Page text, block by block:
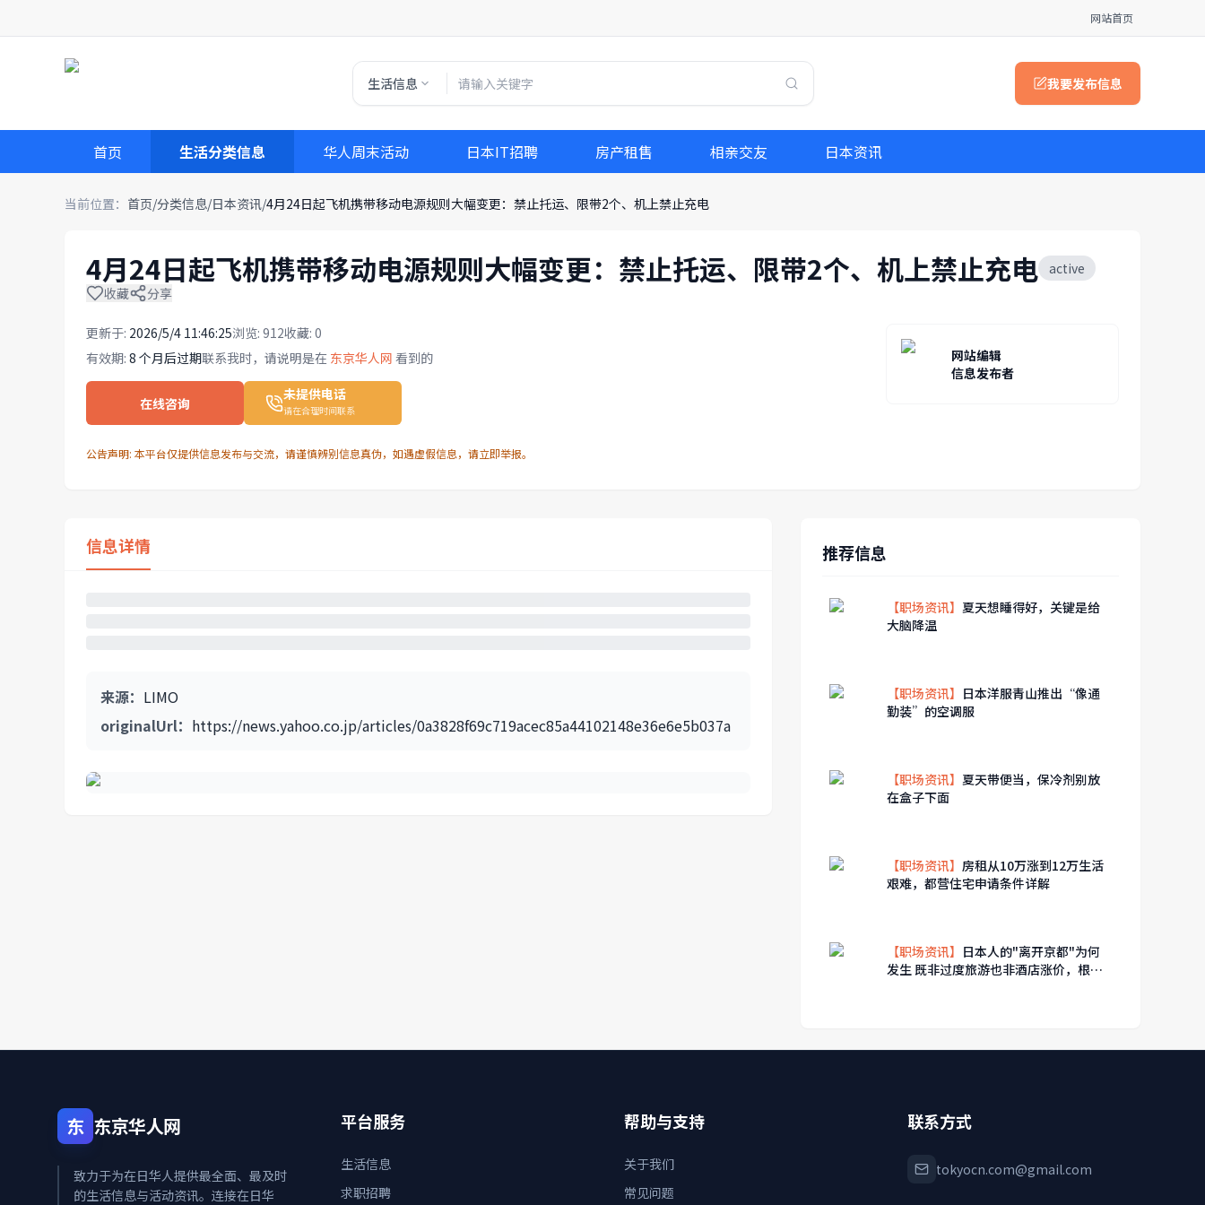
网站首页
生活信息 我要发布信息
首页 生活分类信息 华人周末活动 日本IT招聘 房产租售 相亲交友 日本资讯
当前位置： 首页/分类信息/日本资讯/4月24日起飞机携带移动电源规则大幅变更：禁止托运、限带2个、机上禁止充电
4月24日起飞机携带移动电源规则大幅变更：禁止托运、限带2个、机上禁止充电 active
收藏
分享
更新于: 2026/5/4 11:46:25浏览: 912收藏: 0
有效期: 8 个月后过期联系我时，请说明是在 东京华人网 看到的
在线咨询
未提供电话
请在合理时间联系
网站编辑
信息发布者
公告声明: 本平台仅提供信息发布与交流，请谨慎辨别信息真伪，如遇虚假信息，请立即举报。
信息详情
来源： LIMO
originalUrl： https://news.yahoo.co.jp/articles/0a3828f69c719acec85a44102148e36e6e5b037a
推荐信息
【职场资讯】夏天想睡得好，关键是给
大脑降温
【职场资讯】 日本洋服青山推出“像通
勤装”的空调服
【职场资讯】夏天带便当，保冷剂别放
在盒子下面
【职场资讯】房租从10万涨到12万生活
艰难，都营住宅申请条件详解
【职场资讯】 日本人的"离开京都"为何
发生 既非过度旅游也非酒店涨价，根本
东 东京华人网
致力于为在日华人提供最全面、最及时
的生活信息与活动资讯。连接在日华
平台服务
生活信息
求职招聘
帮助与支持
关于我们
常见问题
联系方式
tokyocn.com@gmail.com